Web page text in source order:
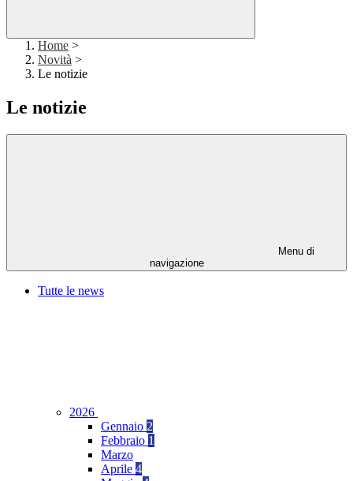
Home >
Novità >
Le notizie
Le notizie
Menu di
navigazione
Tutte le news
2026
Gennaio 2
Febbraio 1
Marzo
Aprile 4